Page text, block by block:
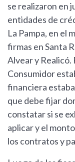
se realizaron en
entidades de
La Pampa, en el
firmas en Santa
Alvear y Realicó.
Consumidor
financiera
que debe fijar
constatar si se
aplicar y el
los contratos y